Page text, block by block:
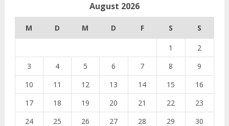
August 2026
M D M D F S S
1
2
3
4 5 6 7 8
9
10
11 12 13 14 15
16
17
18 19 20 21 22
23
24
25 26 27 28 29
30